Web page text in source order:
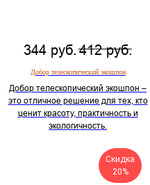
344 руб.412 руб.
Добор телескопический экошпон
Добор телескопический экошпон –
это отличное решение для тех, кто
ценит красоту, практичность и
экологичность.
Скидка
20%